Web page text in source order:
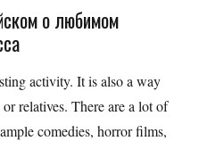
о любимом
activity. It is also a way
relatives. There are a lot of
comedies, horror films,